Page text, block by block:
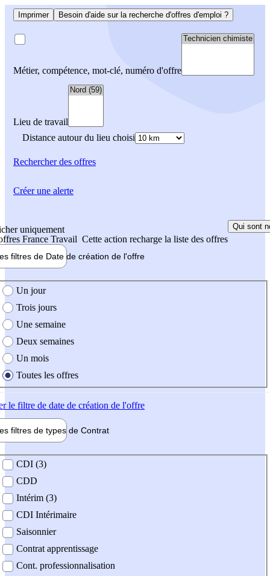
Imprimer Besoin d'aide sur la recherche d'offres d'emploi ?
Métier, compétence, mot-clé, numéro d'offre
Lieu de travail
Distance autour du lieu choisi
Rechercherdes offres
uniquement
France Travail Cette action recharge la liste des offres
Qui sont
filtres de Date de création de l'offre
création de l'offre
Un jour
Trois jours
Une semaine
Deux semaines
Un mois
Toutes les offres
le filtre de date de création de l'offre
filtres de types de Contrat
contrat
CDI (3)
CDD
Intérim (3)
CDI Intérimaire
Saisonnier
Contrat apprentissage
Cont. professionnalisation
Créer une alerte